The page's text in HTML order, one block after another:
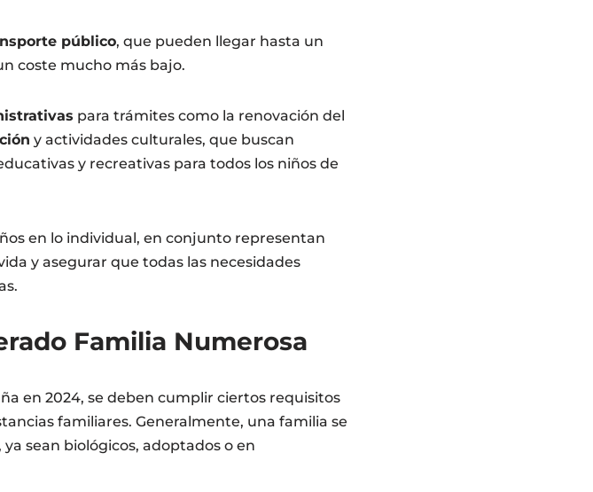
público, que pueden llegar hasta un
coste mucho más bajo.
para trámites como la renovación del
y actividades culturales, que buscan
y recreativas para todos los niños de
en lo individual, en conjunto representan
y asegurar que todas las necesidades
Familia Numerosa
en 2024, se deben cumplir ciertos requisitos
familiares. Generalmente, una familia se
sean biológicos, adoptados o en